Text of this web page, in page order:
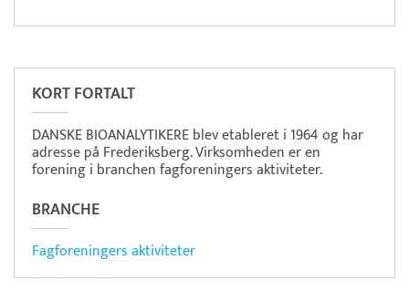
KORT FORTALT
DANSKE BIOANALYTIKERE blev etableret i 1964 og har
adresse på Frederiksberg. Virksomheden er en
forening i branchen fagforeningers aktiviteter.
BRANCHE
Fagforeningers aktiviteter